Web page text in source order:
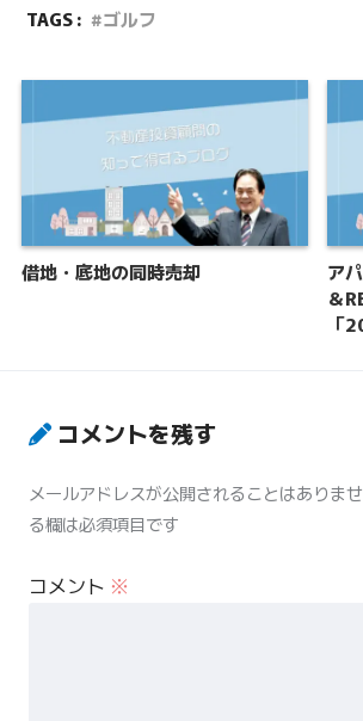
TAGS :
ゴルフ
借地・底地の同時売却
ア
＆
「
コメントを残す
メールアドレスが公開されることはありませ
る欄は必須項目です
コメント ※